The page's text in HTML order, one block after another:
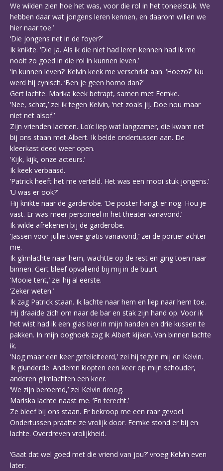
We wilden zien hoe het was, voor die rol in het toneelstuk. We
hebben daar wat jongens leren kennen, en daarom willen we
hier naar toe.’
‘Die jongens net in de foyer?’
Ik knikte. ‘Die ja. Als ik die niet had leren kennen had ik me
nooit zo goed in die rol in kunnen leven.’
‘In kunnen leven?’ Kelvin keek me verschrikt aan. ‘Hoezo?’ Nu
werd hij cynisch. ‘Ben je geen homo dan?’
Gert lachte. Marika keek betrapt, samen met Femke.
‘Nee, schat,’ zei ik tegen Kelvin, ‘net zoals jij. Doe nou maar
niet net alsof.’
Zijn vrienden lachten. Loïc liep wat langzamer, die kwam net
bij ons staan met Albert. Ik belde ondertussen aan. De
kleerkast deed weer open.
‘Kijk, kijk, onze acteurs.’
Ik keek verbaasd.
‘Patrick heeft het me verteld. Het was een mooi stuk jongens.’
‘U was er ook?’
Hij knikte naar de garderobe. ‘De poster hangt er nog. Hou je
vast. Er was meer personeel in het theater vanavond.’
Ik wilde afrekenen bij de garderobe.
‘Jassen voor jullie twee gratis vanavond,’ zei de portier achter
me.
Ik glimlachte naar hem, wachtte op de rest en ging toen naar
binnen. Gert bleef opvallend bij mij in de buurt.
‘Mooie tent,’ zei hij al eerste.
‘Zeker weten.’
Ik zag Patrick staan. Ik lachte naar hem en liep naar hem toe.
Hij draaide zich om naar de bar en stak zijn hand op. Voor ik
het wist had ik een glas bier in mijn handen en drie kussen te
pakken. In mijn ooghoek zag ik Albert kijken. Van binnen lachte
ik.
‘Nog maar een keer gefeliciteerd,’ zei hij tegen mij en Kelvin.
Ik glunderde. Anderen klopten een keer op mijn schouder,
anderen glimlachten een keer.
‘We zijn beroemd,’ zei Kelvin droog.
Mariska lachte naast me. ‘En terecht.’
Ze bleef bij ons staan. Er bekroop me een raar gevoel.
Ondertussen praatte ze vrolijk door. Femke stond er bij en
lachte. Overdreven vrolijkheid.
‘Gaat dat wel goed met die vriend van jou?’ vroeg Kelvin even
later.